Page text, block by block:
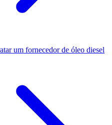
um fornecedor de óleo diesel